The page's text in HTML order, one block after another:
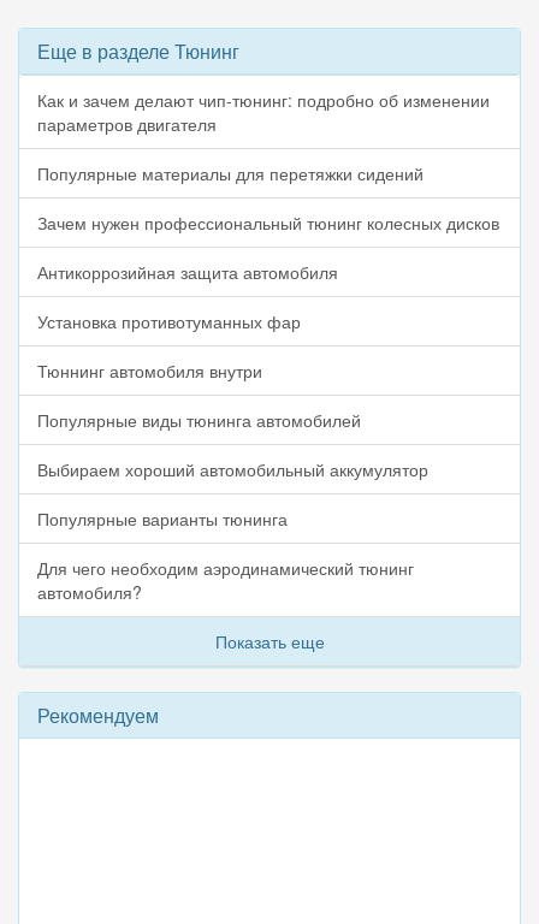
Еще в разделе Тюнинг
Как и зачем делают чип-тюнинг: подробно об изменении
параметров двигателя
Популярные материалы для перетяжки сидений
Зачем нужен профессиональный тюнинг колесных дисков
Антикоррозийная защита автомобиля
Установка противотуманных фар
Тюннинг автомобиля внутри
Популярные виды тюнинга автомобилей
Выбираем хороший автомобильный аккумулятор
Популярные варианты тюнинга
Для чего необходим аэродинамический тюнинг
автомобиля?
Показать еще
Рекомендуем